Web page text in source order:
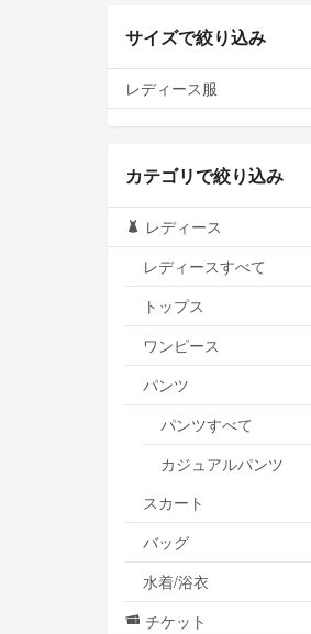
サイズで絞り込み
レディース服
カテゴリで絞り込み
レディース
レディースすべて
トップス
ワンピース
パンツ
パンツすべて
カジュアルパンツ
スカート
バッグ
水着/浴衣
チケット